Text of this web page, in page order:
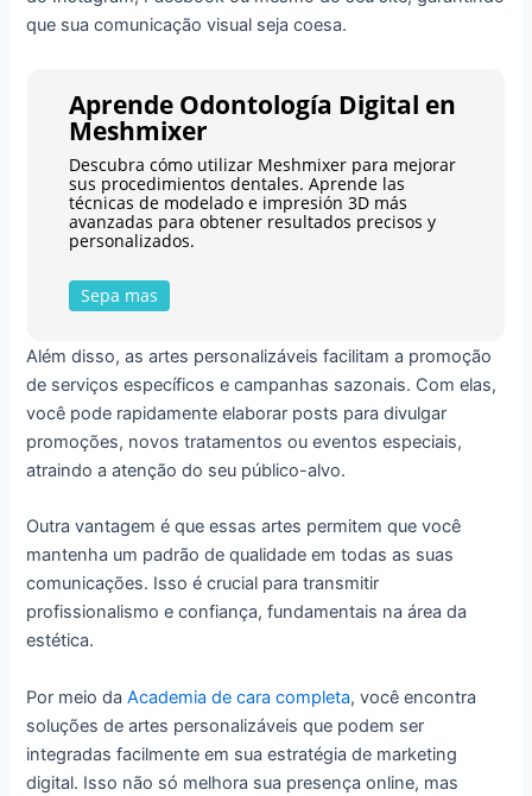
que sua comunicação visual seja coesa.
Aprende Odontología Digital en
Meshmixer
Descubra cómo utilizar Meshmixer para mejorar
sus procedimientos dentales. Aprende las
técnicas de modelado e impresión 3D más
avanzadas para obtener resultados precisos y
personalizados.
Sepa mas
Além disso, as artes personalizáveis facilitam a promoção
de serviços específicos e campanhas sazonais. Com elas,
você pode rapidamente elaborar posts para divulgar
promoções, novos tratamentos ou eventos especiais,
atraindo a atenção do seu público-alvo.
Outra vantagem é que essas artes permitem que você
mantenha um padrão de qualidade em todas as suas
comunicações. Isso é crucial para transmitir
profissionalismo e confiança, fundamentais na área da
estética.
Por meio daAcademia de cara completa, você encontra
soluções de artes personalizáveis que podem ser
integradas facilmente em sua estratégia de marketing
digital. Isso não só melhora sua presença online, mas